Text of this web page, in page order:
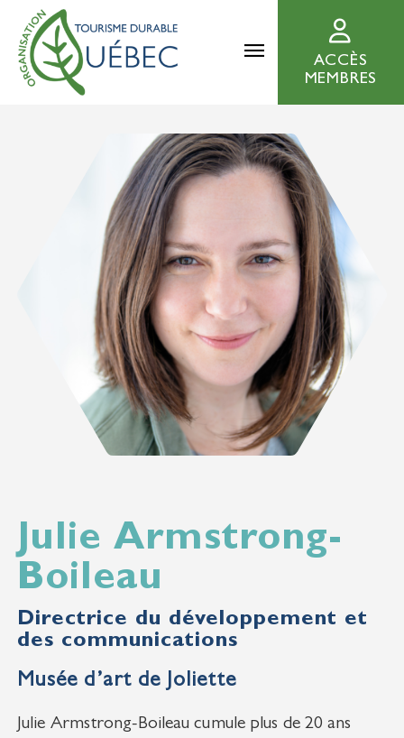
ACCÈS
MEMBRES
Julie Armstrong-
Boileau
Directrice du développement et
des communications
Musée d’art de Joliette
Julie Armstrong-Boileau cumule plus de 20 ans